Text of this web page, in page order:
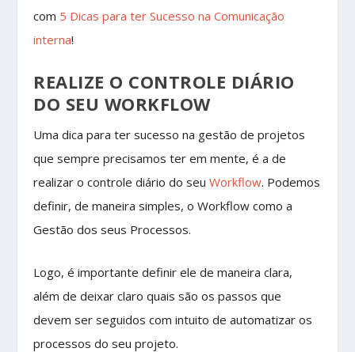
com 5 Dicas para ter Sucesso na Comunicação
interna!
REALIZE O CONTROLE DIÁRIO
DO SEU WORKFLOW
Uma dica para ter sucesso na gestão de projetos
que sempre precisamos ter em mente, é a de
realizar o controle diário do seuWorkflow. Podemos
definir, de maneira simples, o Workflow como a
Gestão dos seus Processos.
Logo, é importante definir ele de maneira clara,
além de deixar claro quais são os passos que
devem ser seguidos com intuito de automatizar os
processos do seu projeto.